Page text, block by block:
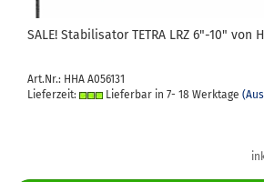
SALE! Sta­bi­li­sa­tor TETRA LRZ 6"-10" von
Art.Nr.: HHA A056131
Lieferzeit:
Lieferbar in 7- 18 Werktage